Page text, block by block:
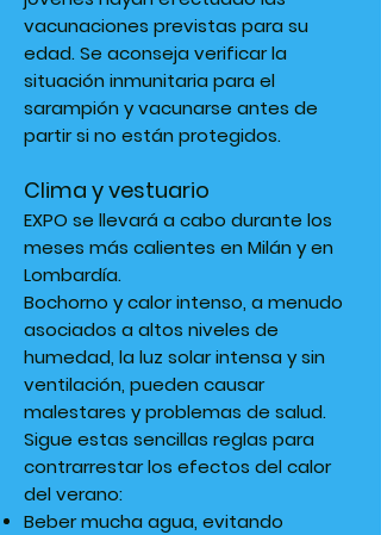
vacunaciones previstas para su
edad. Se aconseja verificar la
situación inmunitaria para el
sarampión y vacunarse antes de
partir si no están protegidos.
Clima y vestuario
EXPO se llevará a cabo durante los
meses más calientes en Milán y en
Lombardía.
Bochorno y calor intenso, a menudo
asociados a altos niveles de
humedad, la luz solar intensa y sin
ventilación, pueden causar
malestares y problemas de salud.
Sigue estas sencillas reglas para
contrarrestar los efectos del calor
del verano:
Beber mucha agua, evitando